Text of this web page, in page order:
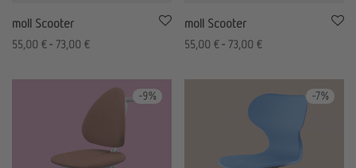
moll Scooter
55,00 €- 73,00 €
moll Scooter
55,00 €- 73,00 €
-9% -7%